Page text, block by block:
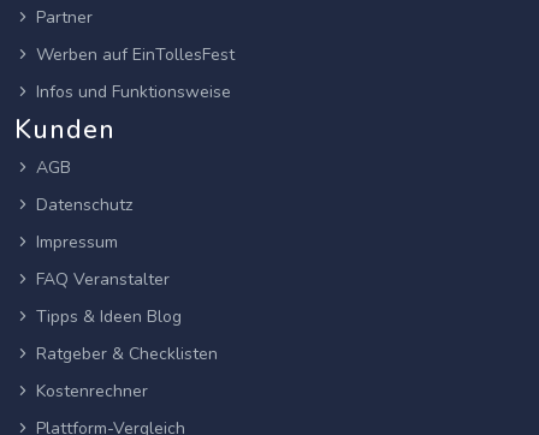
Partner
Werben auf EinTollesFest
Infos und Funktionsweise
Kunden
AGB
Datenschutz
Impressum
FAQ Veranstalter
Tipps & Ideen Blog
Ratgeber & Checklisten
Kostenrechner
Plattform-Vergleich